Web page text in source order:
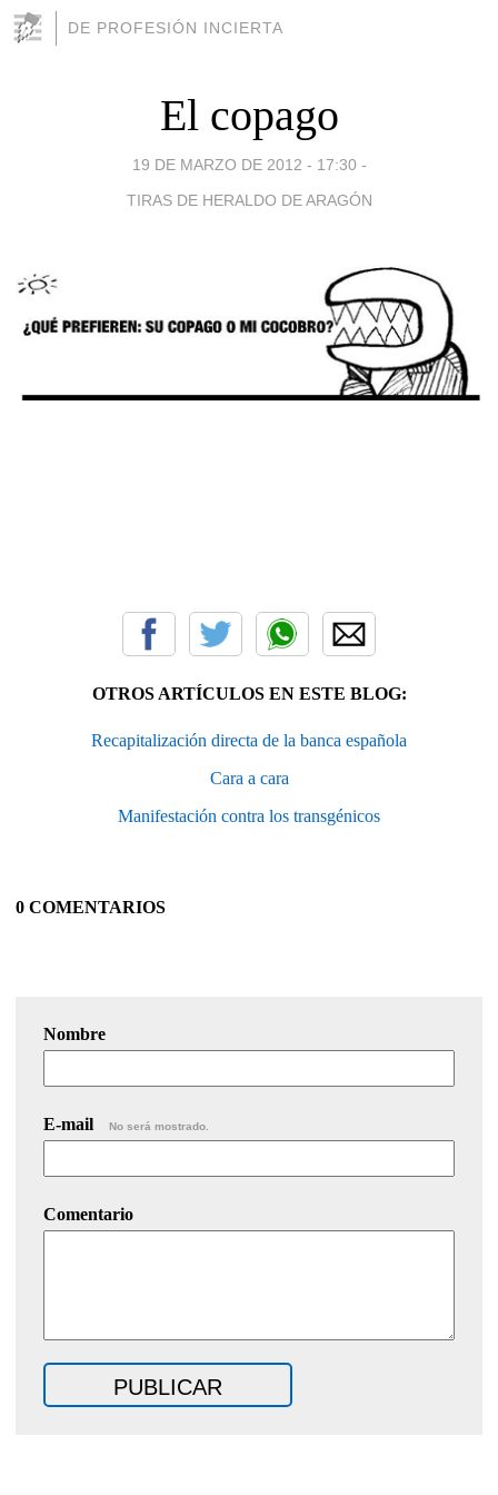
DE PROFESIÓN INCIERTA
El copago
19 DE MARZO DE 2012 - 17:30 -
TIRAS DE HERALDO DE ARAGÓN
OTROS ARTÍCULOS EN ESTE BLOG:
Recapitalización directa de la banca española
Cara a cara
Manifestación contra los transgénicos
0 COMENTARIOS
Nombre
E-mail No será mostrado.
Comentario